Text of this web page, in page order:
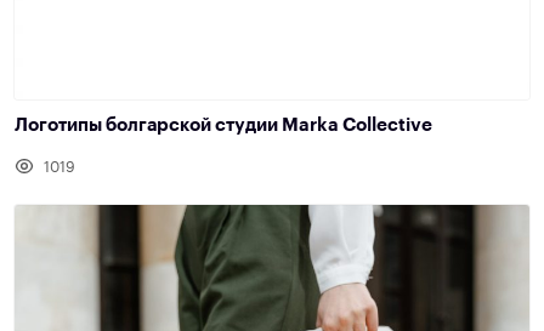
Логотипы болгарской студии Marka Collective
1019